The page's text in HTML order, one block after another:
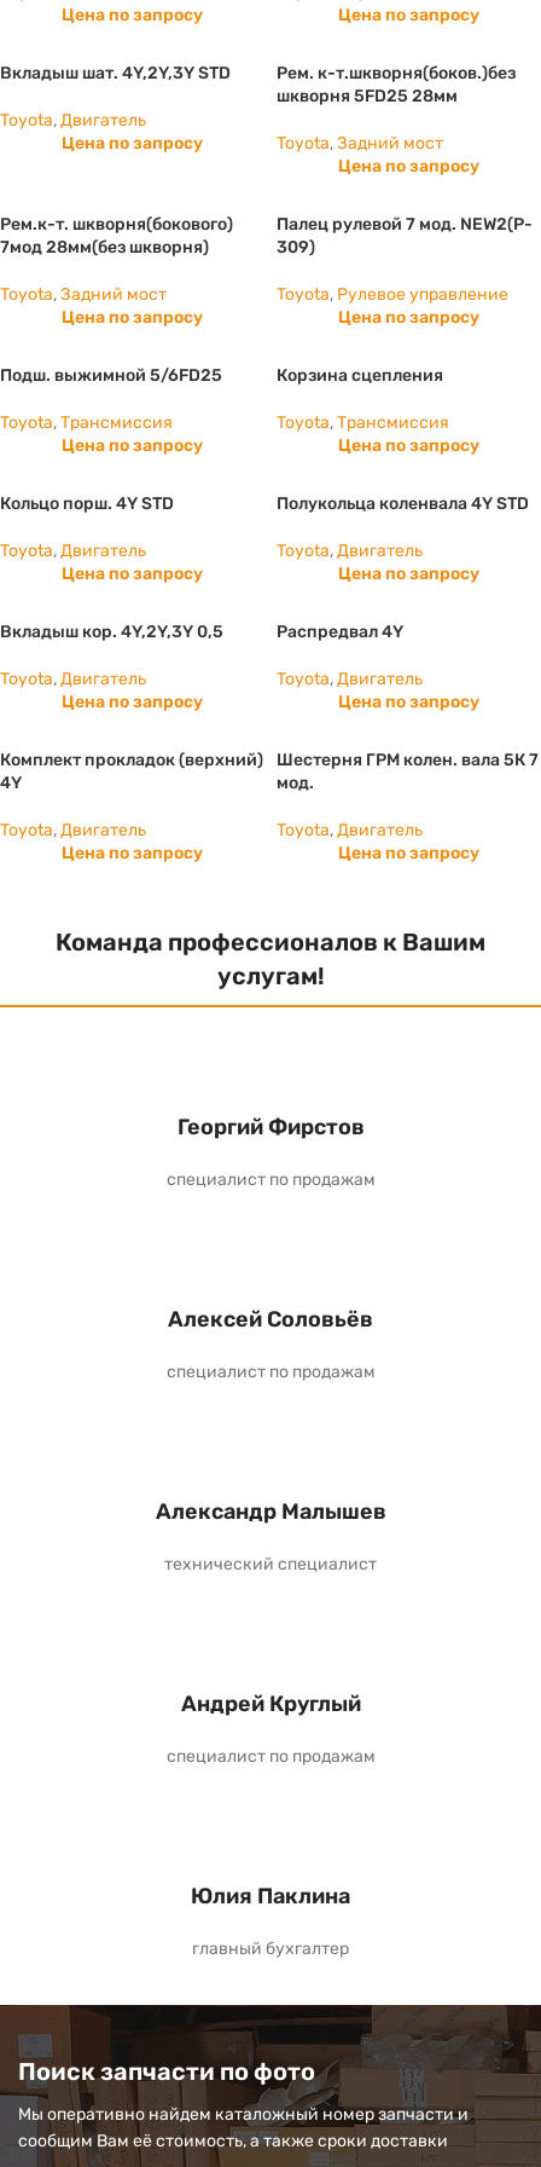
Цена по запросу
Цена по запросу
Вкладыш шат. 4Y,2Y,3Y STD
Toyota,Двигатель
Цена по запросу
Рем. к-т.шкворня(боков.)без
шкворня 5FD25 28мм
Toyota,Задний мост
Цена по запросу
Рем.к-т. шкворня(бокового)
7мод 28мм(без шкворня)
Toyota,Задний мост
Цена по запросу
Палец рулевой 7 мод. NEW2(P-
309)
Toyota, Рулевое управление
Цена по запросу
Подш. выжимной 5/6FD25
Toyota,Трансмиссия
Цена по запросу
Корзина сцепления
Toyota,Трансмиссия
Цена по запросу
Кольцо порш. 4Y STD
Toyota,Двигатель
Цена по запросу
Полукольца коленвала 4Y STD
Toyota,Двигатель
Цена по запросу
Вкладыш кор. 4Y,2Y,3Y 0,5
Toyota,Двигатель
Цена по запросу
Распредвал 4Y
Toyota,Двигатель
Цена по запросу
Комплект прокладок (верхний)
4Y
Toyota,Двигатель
Цена по запросу
Шестерня ГРМ колен. вала 5К 7
мод.
Toyota,Двигатель
Цена по запросу
Команда профессионалов к Вашим
услугам!
Георгий Фирстов
специалист по продажам
Алексей Соловьёв
специалист по продажам
Александр Малышев
технический специалист
Андрей Круглый
специалист по продажам
Юлия Паклина
главный бухгалтер
Поиск запчасти по фото
Мы оперативно найдем каталожный номер запчасти и
сообщим Вам её стоимость, а также сроки доставки